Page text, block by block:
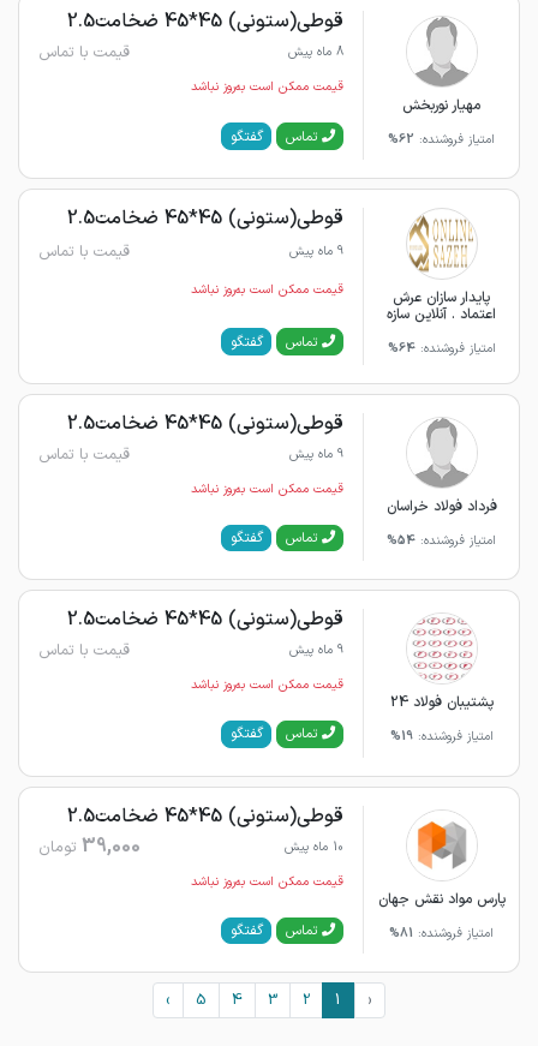
مهیار نوربخش
امتیاز فروشنده: 62%
قوطی(ستونی) 45*45 ضخامت2.5
8 ماه پیش قیمت با تماس
قیمت ممکن است به‌روز نباشد
تماس گفتگو
پایدار سازان عرش
اعتماد . آنلاین سازه
امتیاز فروشنده:64%
قوطی(ستونی) 45*45 ضخامت2.5
9 ماه پیش قیمت با تماس
قیمت ممکن است به‌روز نباشد
تماس گفتگو
فرداد فولاد خراسان
امتیاز فروشنده: 54%
قوطی(ستونی) 45*45 ضخامت2.5
9 ماه پیش قیمت با تماس
قیمت ممکن است به‌روز نباشد
تماس گفتگو
پشتیبان فولاد 24
امتیاز فروشنده:19%
قوطی(ستونی) 45*45 ضخامت2.5
9 ماه پیش قیمت با تماس
قیمت ممکن است به‌روز نباشد
تماس گفتگو
پارس مواد نقش جهان
امتیاز فروشنده: 81%
قوطی(ستونی) 45*45 ضخامت2.5
10 ماه پیش 39,000 تومان
قیمت ممکن است به‌روز نباشد
تماس گفتگو
‹
1
2
3
4
5
›